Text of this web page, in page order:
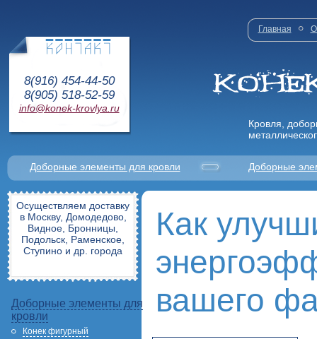
8(916) 454-44-50
8(905) 518-52-59
info@konek-krovlya.ru
Главная О
Кровля,
Доборные элементы для кровли Доборные
Осуществляем доставку
в Москву, Домодедово,
Видное, Бронницы,
Подольск, Раменское,
Ступино и др. города
Доборные элементы для
кровли
Конек фигурный
Как
вашего